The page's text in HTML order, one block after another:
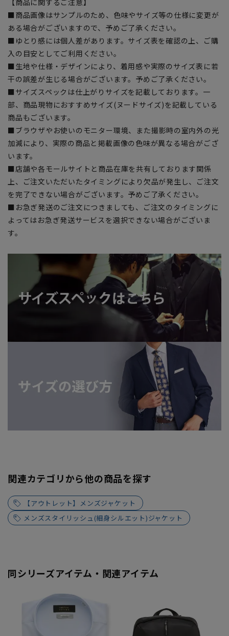
■商品画像はサンプルのため、色味やサイズ等の仕様に変更が
ある場合がございますので、予めご了承ください。
■ゆとり感には個人差があります。サイズ表を確認の上、ご購
入の目安としてご利用ください。
■生地や仕様・デザインにより、着用感や実際のサイズ表に若
干の誤差が生じる場合がございます。予めご了承ください。
■サイズスペックは仕上がりサイズを記載しております。一
部、商品現物におすすめサイズ(ヌードサイズ)を記載している
商品もございます。
■ブラウザやお使いのモニター環境、また撮影時の室内外の光
加減により、実際の商品と掲載画像の色味が異なる場合がござ
います。
■店舗や各モールサイトと商品在庫を共有しております関係
上、ご注文いただいたタイミングにより欠品が発生し、ご注文
を完了できない場合がございます。予めご了承ください。
■お急ぎ発送のご注文につきましても、ご注文のタイミングに
よってはお急ぎ発送サービスを選択できない場合がございま
す。
関連カテゴリから他の商品を探す
【アウトレット】メンズジャケット
メンズスタイリッシュ(細身シルエット)ジャケット
同シリーズアイテム・関連アイテム